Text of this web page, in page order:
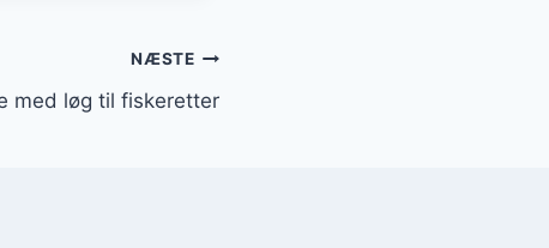
NÆSTE
med løg til fiskeretter